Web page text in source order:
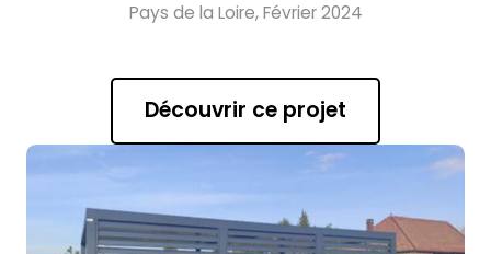
Pays de la Loire, Février 2024
Découvrir ce projet